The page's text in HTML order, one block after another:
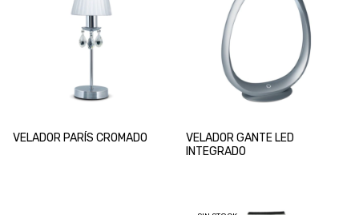
VELADOR PARÍS CROMADO
VELADOR GANTE LED
INTEGRADO